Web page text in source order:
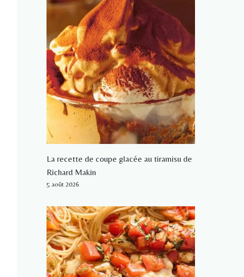
La recette de coupe glacée au tiramisu de
Richard Makin
5 août 2026